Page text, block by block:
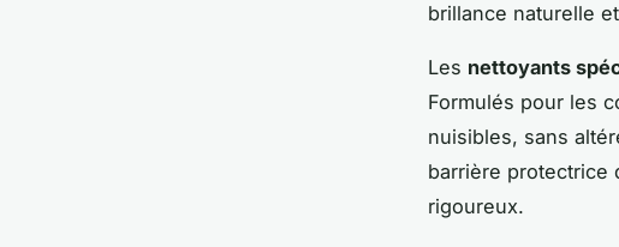
brillance naturelle
Les nettoyants
Formulés pour les
nuisibles, sans
barrière protectrice
rigoureux.